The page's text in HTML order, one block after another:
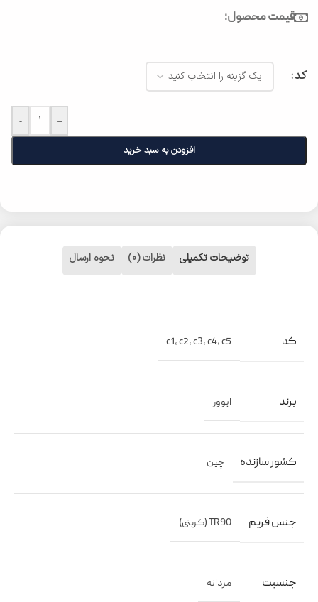
قیمت محصول:
کد
- +
افزودن به سبد خرید
توضیحات تکمیلی نظرات (0) نحوه ارسال
کد c1,c2,c3,c4,c5
برند ایوور
کشور سازنده چین
جنس فریم TR90 (کربنی)
جنسیت مردانه